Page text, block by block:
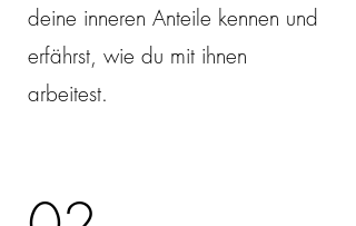
deine inneren Anteile kennen und
erfährst, wie du mit ihnen
arbeitest.